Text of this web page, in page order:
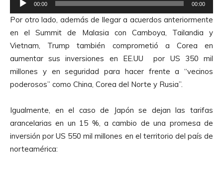
e
p
r
o
d
u
c
o
r
d
e
00:00 00:00
Por otro lado, además de llegar a acuerdos anteriormente
en el Summit de Malasia con Camboya, Tailandia y
Vietnam, Trump también comprometió a Corea en
aumentar sus inversiones en EE.UU por US 350 mil
millones y en seguridad para hacer frente a “vecinos
poderosos” como China, Corea del Norte y Rusia”.
Igualmente, en el caso de Japón se dejan las tarifas
arancelarias en un 15 %, a cambio de una promesa de
inversión por US 550 mil millones en el territorio del país de
norteamérica: